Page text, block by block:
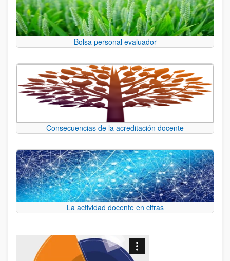
Bolsa personal evaluador
Consecuencias de la acreditación docente
La actividad docente en cifras